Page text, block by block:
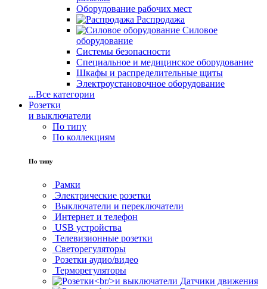
Оборудование рабочих мест
Распродажа
Силовое
оборудование
Системы безопасности
Специальное и медицинское оборудование
Шкафы и распределительные щиты
Электроустановочное оборудование
...Все категории
Розетки
и выключатели
По типу
По коллекциям
По типу
Рамки
Электрические розетки
Выключатели и переключатели
Интернет и телефон
USB устройства
Телевизионные розетки
Светорегуляторы
Розетки аудио/видео
Терморегуляторы
Датчики движения